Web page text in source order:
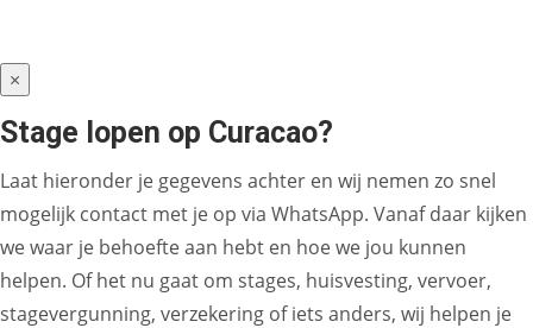
×
Stage lopen op Curacao?
Laat hieronder je gegevens achter en wij nemen zo snel
mogelijk contact met je op via WhatsApp. Vanaf daar kijken
we waar je behoefte aan hebt en hoe we jou kunnen
helpen. Of het nu gaat om stages, huisvesting, vervoer,
stagevergunning, verzekering of iets anders, wij helpen je